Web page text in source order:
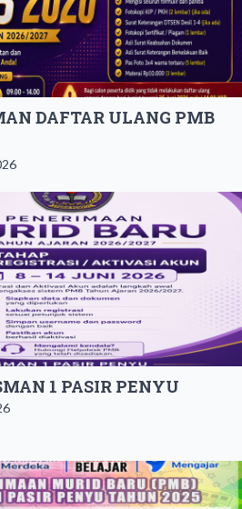
DAFTAR ULANG PMB
1 PASIR PENYU